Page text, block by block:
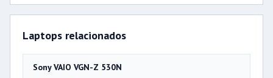
Laptops relacionados
Sony VAIO VGN-Z 530N